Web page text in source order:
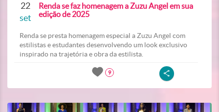
22
set
Renda se faz homenagem a Zuzu Angel em sua
edição de 2025
Renda se presta homenagem especial a Zuzu Angel com
estilistas e estudantes desenvolvendo um look exclusivo
inspirado na trajetória e obra da estilista.
9